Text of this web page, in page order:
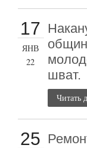
17
ЯНВ
22
шват.
Читать
25